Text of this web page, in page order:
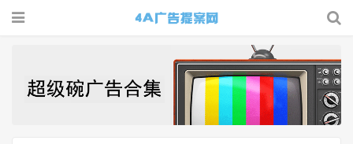
提案网 |
广告小报
| 广告圈